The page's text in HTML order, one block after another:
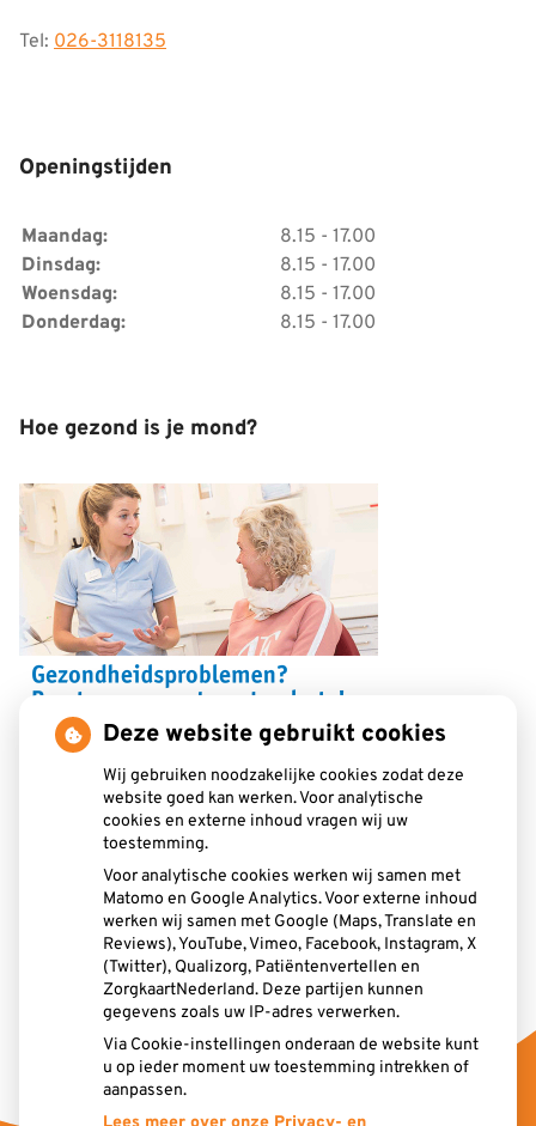
Tel: 026-3118135
Openingstijden
Maandag:
8.15 - 17.00
Dinsdag:
8.15 - 17.00
Woensdag:
8.15 - 17.00
Donderdag:
8.15 - 17.00
Hoe gezond is je mond?
Aangesloten bij:
Deze website gebruikt cookies
Wij gebruiken noodzakelijke cookies zodat deze
website goed kan werken. Voor analytische
cookies en externe inhoud vragen wij uw
toestemming.
Voor analytische cookies werken wij samen met
Matomo en Google Analytics. Voor externe inhoud
werken wij samen met Google (Maps, Translate en
Reviews), YouTube, Vimeo, Facebook, Instagram, X
(Twitter), Qualizorg, Patiëntenvertellen en
ZorgkaartNederland. Deze partijen kunnen
gegevens zoals uw IP-adres verwerken.
Via Cookie-instellingen onderaan de website kunt
u op ieder moment uw toestemming intrekken of
aanpassen.